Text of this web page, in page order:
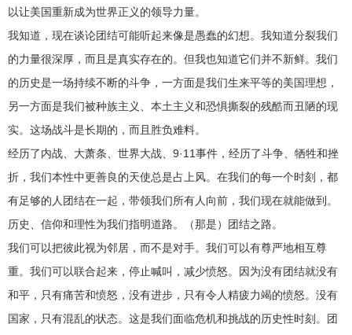
以让美国重新成为世界正义的领导力量。
我知道，现在谈论团结可能听起来像是愚蠢的幻想。我知道分裂我们
的力量很深厚，而且是真实存在的。但我也知道它们并不新鲜。我们
的历史是一场持续不断的斗争，一方面是我们生来平等的美国理想，
另一方面是我们被种族主义、本土主义和恐惧撕裂的残酷而丑陋的现
实。这场战斗是长期的，而且胜负难料。
经历了内战、大萧条、世界大战、9·11事件，经历了斗争、牺牲和挫
折，我们本性中更善良的天使总是占上风。在我们的每一个时刻，都
有足够的人团结在一起，带领我们所有人向前，我们现在就能做到。
历史、信仰和理性为我们指明道路。（那是）团结之路。
我们可以把彼此视为邻居，而不是对手。我们可以有尊严地相互尊
重。我们可以联合起来，停止喊叫，减少愤怒。因为没有团结就没有
和平，只有痛苦和愤怒，没有进步，只有令人精疲力竭的愤怒。没有
国家，只有混乱的状态。这是我们面临危机和挑战的历史性时刻。团